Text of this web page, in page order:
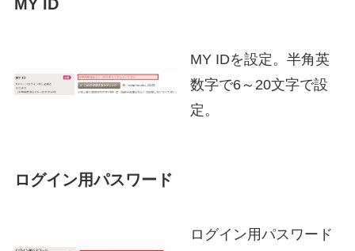
MY ID
MY IDを設定。半角英
数字で6～20文字で設
定。
ログイン用パスワード
ログイン用パスワード